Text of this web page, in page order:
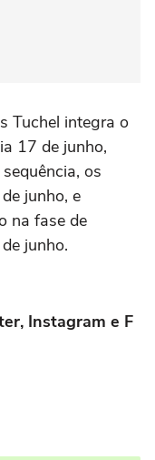
Tuchel integra o
17 de junho,
os
junho, e
na fase de
junho.
, Instagram e F